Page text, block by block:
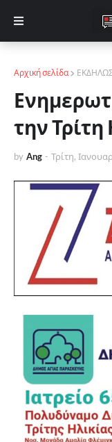
Αρχική σελίδα
την Τρίτη
by Ang - Τρίτη,